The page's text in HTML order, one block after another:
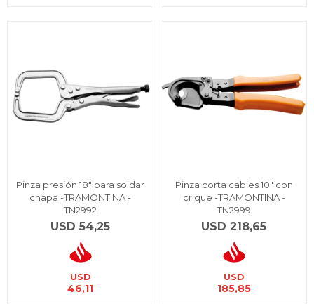
Pinza presión 18" para soldar
chapa -TRAMONTINA -
TN2992
USD 54,25
USD
46,11
Pinza corta cables 10" con
crique -TRAMONTINA -
TN2999
USD 218,65
USD
185,85